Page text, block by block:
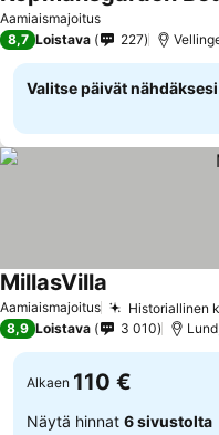
Aamiaismajoitus
8,7 Loistava 227
Valitse päivät
Aamiaismajoitus Historiallinen
MillasVilla
8,9 Loistava 3 010
Alkaen 110 €
Näytä hinnat 6 sivustolta